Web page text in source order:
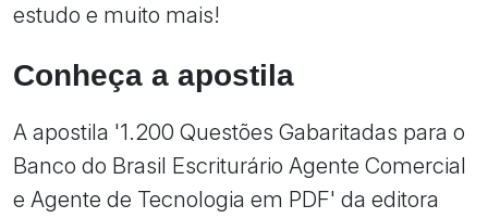
estudo e muito mais!
Conheça a apostila
A apostila '1.200 Questões Gabaritadas para o
Banco do Brasil Escriturário Agente Comercial
e Agente de Tecnologia em PDF' da editora